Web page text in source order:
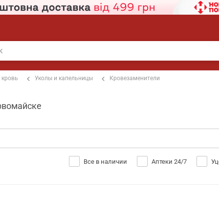
кровь Уколы и капельницы Кровезаменители
Все в наличии Аптеки 24/7